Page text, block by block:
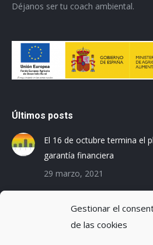
Gestionar el
de las cookies
Déjanos ser tu coach ambiental.
Últimos posts
El 16 de octubre termina el
garantía financiera
29 marzo, 2021
de la Huella de Carbono
3 diciembre, 2019